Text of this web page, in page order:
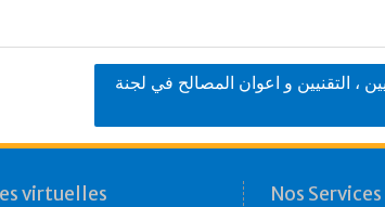
، التقنيين و اعوان المصالح في لجنة
virtuelles Nos